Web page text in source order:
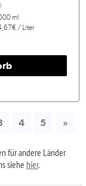
ml
/ Liter
4 5 »
für andere Länder
siehe hier.